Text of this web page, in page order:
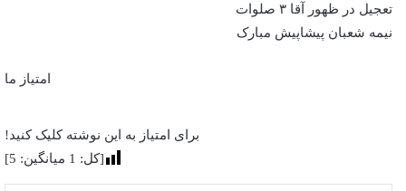
تعجیل در ظهور آقا ۳ صلوات
نیمه شعبان پیشاپیش مبارک
امتیاز ما
برای امتیاز به این نوشته کلیک کنید!
[کل: 1 میانگین: 5
]